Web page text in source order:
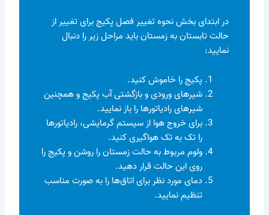
در ابتدای بخش نحوه تغییر فصل پکیج برای تغییر از
حالت تابستان به زمستان باید مراحل زیر را دنبال
نمایید:
پکیج را خاموش کنید.
شیرهای ورودی و بازگشتی آب پکیج و همچنین
شیرهای رادیاتورها را باز نمایید.
برای خروج هوا از سیستم گرمایشی، رادیاتورها
را تک به تک هواگیری کنید.
ولوم مربوط به حالت زمستان را روشن و پکیج را
روی این حالت قرار دهید.
دمای مورد نظر برای اتاق‌ها را به صورت مناسب
تنظیم نمایید.